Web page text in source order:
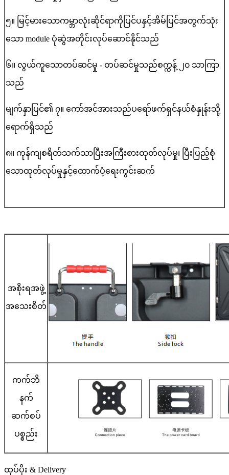
၅။ မြင့်မားသောကမ္ဘာလုံးဆိုင်ရာကိုပြင်ပနှင့်အိမ်ပြင်အတွက်သုံး
သော module ပုံဆွဲအတိုင်းလုပ်ဆောင်နိုင်သည်
၆။ လွယ်ကူသောတပ်ဆင်မှု - တပ်ဆင်မှုသည်စက္ကန့် ၂၀ သာကြာ
သည်
မျက်နှာပြင်၏ ၇။ ကော်အင်အားသည်ပရော်ဖက်ရှင်နယ်စံနှုန်းသို့
ရောက်ရှိသည်
၈။ ကုန်ကျစရိတ်သက်သာပြီးအကြီးစားထုတ်လုပ်မှု၊ ပြီးပြည့်စုံ
သောထုတ်လုပ်မှုနှင့်ထောက်ပံ့ရေးကွင်းဆက်
အစိုးရအဖွဲ့
အသေးစိတ်
ကက်ဘိ
နက်
ဆက်စပ်
ပစ္စည်း
ထုပ်ပိုး & Delivery